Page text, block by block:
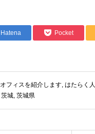
Hatena Pocket
オフィスを紹介します, はたらく人
茨城, 茨城県